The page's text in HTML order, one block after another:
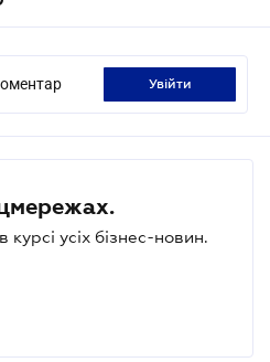
увійти
усіх бізнес-новин.